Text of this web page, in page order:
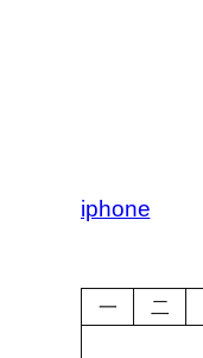
iphone
一
二